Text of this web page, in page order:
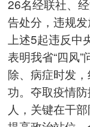
26名经联社、
告处分，违规发
上述5起违反中
表明我省“四风
除、病症时发
功。夺取疫情
人，关键在干